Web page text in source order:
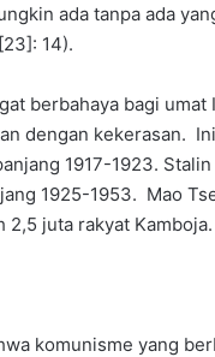
ada tanpa ada
14).
berbahaya bagi
dengan kekerasan.
1917-1923.
1925-1953. Mao
juta rakyat
komunisme yang